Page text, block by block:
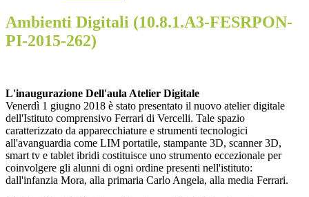
Ambienti Digitali (10.8.1.A3-FESRPON-
PI-2015-262)
L'inaugurazione Dell'aula Atelier Digitale
Venerdì 1 giugno 2018 è stato presentato il nuovo atelier digitale
dell'Istituto comprensivo Ferrari di Vercelli. Tale spazio
caratterizzato da apparecchiature e strumenti tecnologici
all'avanguardia come LIM portatile, stampante 3D, scanner 3D,
smart tv e tablet ibridi costituisce uno strumento eccezionale per
coinvolgere gli alunni di ogni ordine presenti nell'istituto:
dall'infanzia Mora, alla primaria Carlo Angela, alla media Ferrari.